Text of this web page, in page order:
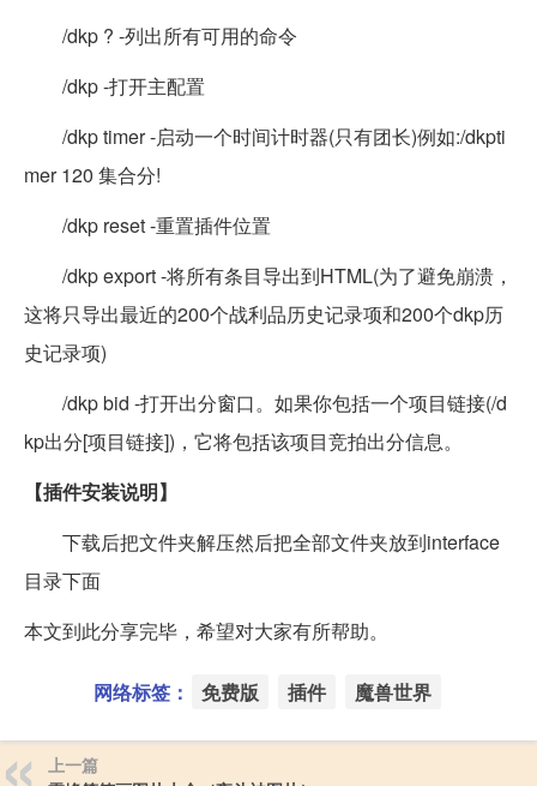
/dkp ? -列出所有可用的命令
/dkp -打开主配置
/dkp timer -启动一个时间计时器(只有团长)例如:/dkpti
mer 120 集合分!
/dkp reset -重置插件位置
/dkp export -将所有条目导出到HTML(为了避免崩溃，
这将只导出最近的200个战利品历史记录项和200个dkp历
史记录项)
/dkp bid -打开出分窗口。如果你包括一个项目链接(/d
kp出分[项目链接])，它将包括该项目竞拍出分信息。
【插件安装说明】
下载后把文件夹解压然后把全部文件夹放到interface
目录下面
本文到此分享完毕，希望对大家有所帮助。
网络标签： 免费版 插件 魔兽世界
上一篇